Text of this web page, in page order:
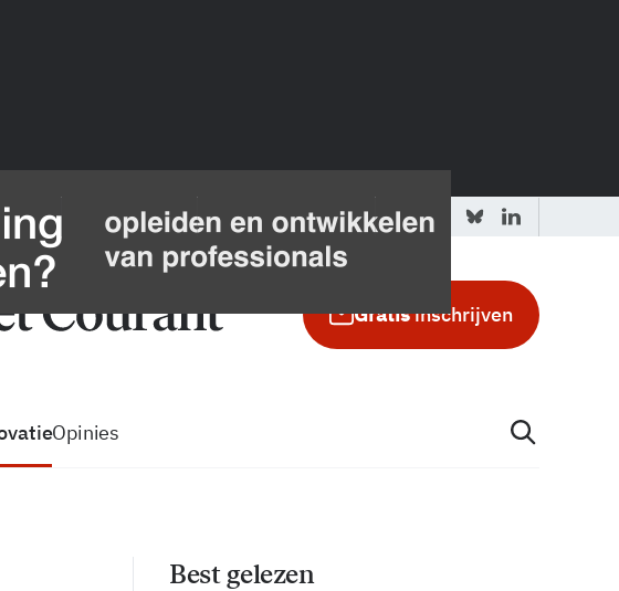
Tip de redactie Adverteren in de GIC
Gratisinschrijven
Opinies
Best gelezen